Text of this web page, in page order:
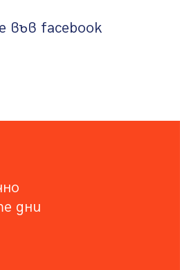
във facebook
дни